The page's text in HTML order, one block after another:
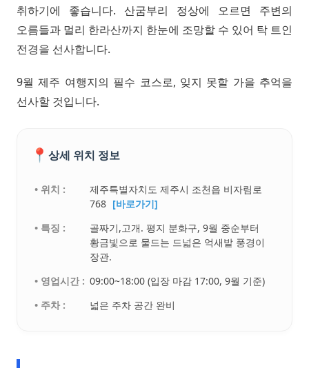
취하기에 좋습니다. 산굼부리 정상에 오르면 주변의
오름들과 멀리 한라산까지 한눈에 조망할 수 있어 탁 트인
전경을 선사합니다.
9월 제주 여행지의 필수 코스로, 잊지 못할 가을 추억을
선사할 것입니다.
📍 상세 위치 정보
• 위치 :
제주특별자치도 제주시 조천읍 비자림로
768 [바로가기]
• 특징 :
골짜기,고개. 평지 분화구, 9월 중순부터
황금빛으로 물드는 드넓은 억새밭 풍경이
장관.
• 영업시간 : 09:00~18:00 (입장 마감 17:00, 9월 기준)
• 주차 :
넓은 주차 공간 완비